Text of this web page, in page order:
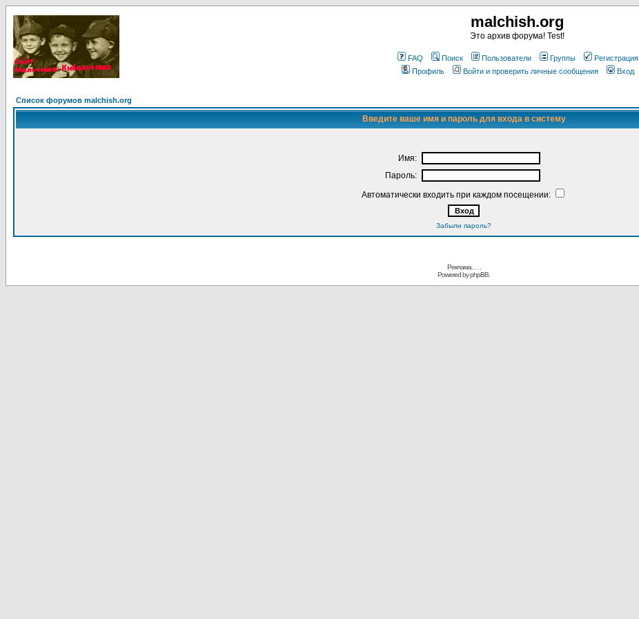
malchish.org
Это архив форума! Test!
FAQ Поиск Пользователи Группы
Регистрация
Профиль
Войти и проверить личные сообщения Вход
Список форумов malchish.org
Введите ваше имя и пароль для входа в систему
Имя:
Пароль:
Автоматически входить при каждом посещении:
Забыли пароль?
Реклама. . .
Powered byphpBB.